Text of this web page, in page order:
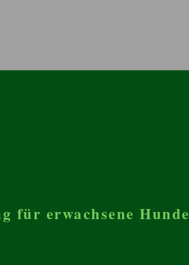
für erwachsene Hunde